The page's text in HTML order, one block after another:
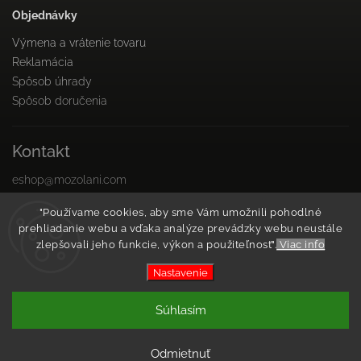
"Používame cookies, aby sme Vám umožnili pohodlné
prehliadanie webu a vďaka analýze prevádzky webu neustále
zlepšovali jeho funkcie, výkon a použiteľnosť". Viac info
Nastavenie
Odmietnuť
Súhlasím
Objednávky
Výmena a vrátenie tovaru
Reklamácia
Spôsob úhrady
Spôsob doručenia
Kontakt
eshop@mozolani.com
PO-PIA 8:00 do 16:00
Facebook
Instagram
vyhradené.
VytvořilShoptet| DesignShoptak.cz